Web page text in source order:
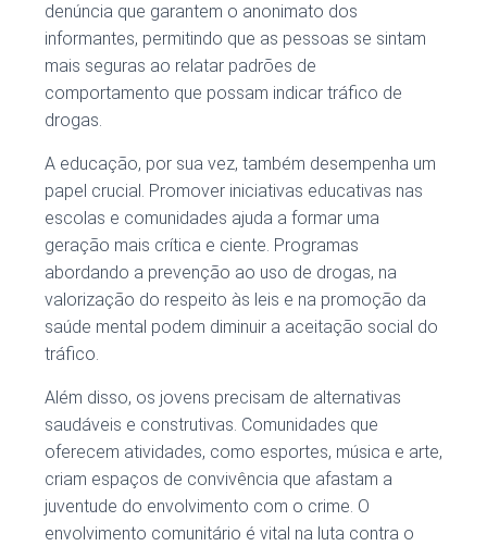
denúncia que garantem o anonimato dos
informantes, permitindo que as pessoas se sintam
mais seguras ao relatar padrões de
comportamento que possam indicar tráfico de
drogas.
A educação, por sua vez, também desempenha um
papel crucial. Promover iniciativas educativas nas
escolas e comunidades ajuda a formar uma
geração mais crítica e ciente. Programas
abordando a prevenção ao uso de drogas, na
valorização do respeito às leis e na promoção da
saúde mental podem diminuir a aceitação social do
tráfico.
Além disso, os jovens precisam de alternativas
saudáveis e construtivas. Comunidades que
oferecem atividades, como esportes, música e arte,
criam espaços de convivência que afastam a
juventude do envolvimento com o crime. O
envolvimento comunitário é vital na luta contra o